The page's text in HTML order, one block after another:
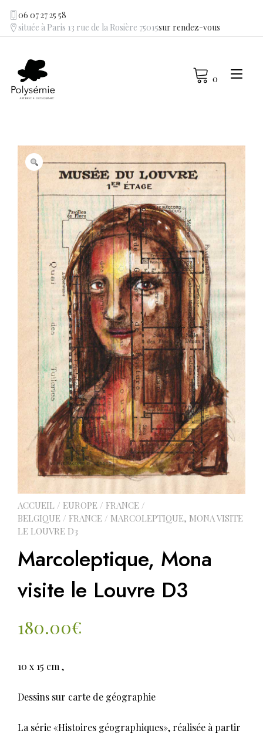
content
06 07 27 25 58
située à Paris 13 rue de la Rosière 75015sur rendez-vous
0
ACCUEIL / EUROPE / FRANCE /
BELGIQUE / FRANCE / MARCOLEPTIQUE, MONA VISITE
LE LOUVRE D3
Marcoleptique, Mona
visite le Louvre D3
180.00€
10 x 15 cm ,
Dessins sur carte de géographie
La série «Histoires géographiques», réalisée à partir